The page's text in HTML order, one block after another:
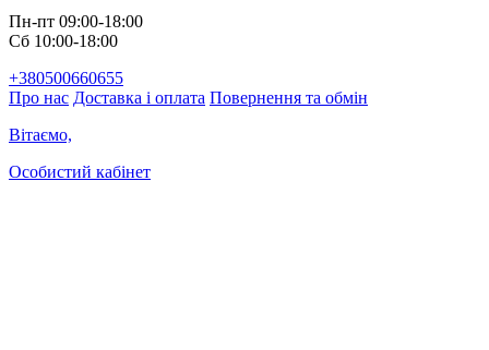
Пн-пт 09:00-18:00
Сб 10:00-18:00
+380500660655
Про нас Доставка і оплата Повернення та обмін
Вітаємо,
Особистий кабінет